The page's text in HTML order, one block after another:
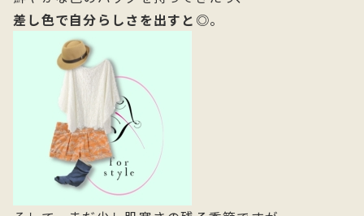
差し色で自分らしさを出すと◎。